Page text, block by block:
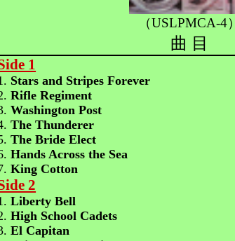
（USLPMCA-4）
曲 目
1
Stars and Stripes Forever
Rifle Regiment
Washington Post
The Thunderer
The Bride Elect
Hands Across the Sea
King Cotton
2
Liberty Bell
High School Cadets
El Capitan